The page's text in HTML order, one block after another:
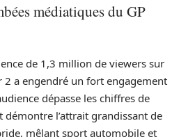
médiatiques du GP
de 1,3 million de viewers sur
2 a engendré un fort engagement
dépasse les chiffres de
démontre l’attrait grandissant de
mêlant sport automobile et